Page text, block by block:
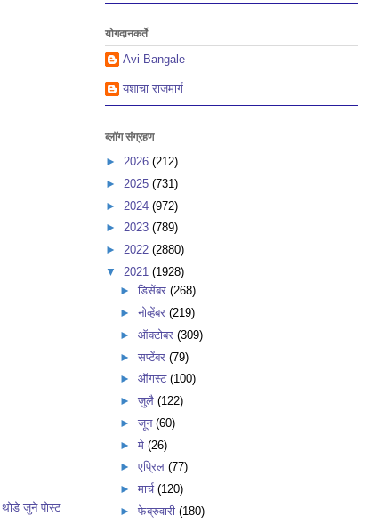
थोडे जुने पोस्ट
योगदानकर्ते
Avi Bangale
यशाचा राजमार्ग
ब्लॉग संग्रहण
► 2026 (212)
► 2025 (731)
► 2024 (972)
► 2023 (789)
► 2022 (2880)
▼ 2021 (1928)
► डिसेंबर (268)
► नोव्हेंबर (219)
► ऑक्टोबर (309)
► सप्टेंबर (79)
► ऑगस्ट (100)
► जुलै (122)
► जून (60)
► मे (26)
► एप्रिल (77)
► मार्च (120)
► फेब्रुवारी (180)